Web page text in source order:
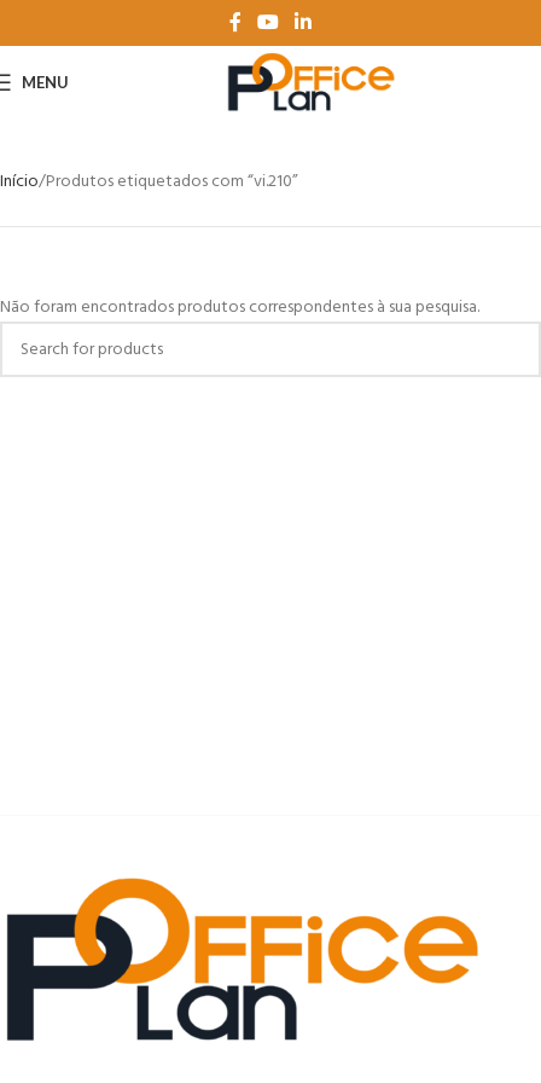
MENU
Início Produtos etiquetados com “vi.210”
Não foram encontrados produtos correspondentes à sua pesquisa.